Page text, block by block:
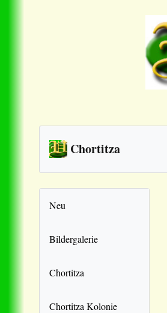
Chortitza
Neu
Bildergalerie
Chortitza
Chortitza Kolonie